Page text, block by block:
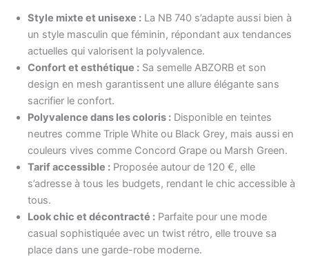
Style mixte et unisexe : La NB 740 s’adapte aussi bien à
un style masculin que féminin, répondant aux tendances
actuelles qui valorisent la polyvalence.
Confort et esthétique : Sa semelle ABZORB et son
design en mesh garantissent une allure élégante sans
sacrifier le confort.
Polyvalence dans les coloris : Disponible en teintes
neutres comme Triple White ou Black Grey, mais aussi en
couleurs vives comme Concord Grape ou Marsh Green.
Tarif accessible : Proposée autour de 120 €, elle
s’adresse à tous les budgets, rendant le chic accessible à
tous.
Look chic et décontracté : Parfaite pour une mode
casual sophistiquée avec un twist rétro, elle trouve sa
place dans une garde-robe moderne.